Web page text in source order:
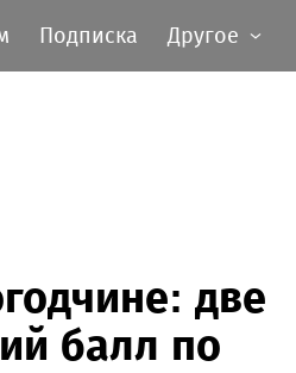
Подписка Другое
две
балл по